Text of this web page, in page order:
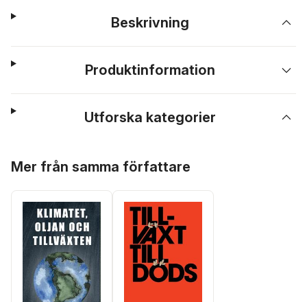
Beskrivning
Produktinformation
Utforska kategorier
Mer från samma författare